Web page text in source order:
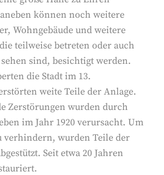
können noch weitere
Wohngebäude und weitere
teilweise betreten oder auch
sind, besichtigt werden.
die Stadt im 13.
weite Teile der Anlage.
Zerstörungen wurden durch
im Jahr 1920 verursacht. Um
verhindern, wurden Teile der
Seit etwa 20 Jahren